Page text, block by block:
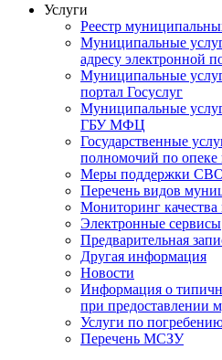
Услуги
Реестр
Муниципальные
адресу электронной
Муниципальные
портал Госуслуг
Муниципальные
ГБУ МФЦ
Государственные
полномочий по опеке
Меры поддержки
Перечень видов
Мониторинг
Электронные сервисы
Предварительная
Другая информация
Новости
Информация о
при предоставлении
Услуги по
Перечень МСЗУ